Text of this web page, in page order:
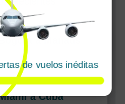
Bogotá a Manaus
a Cuba
de vuelos inéditas